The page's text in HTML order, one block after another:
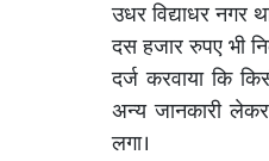
उधर विद्याधर नगर
दस हजार रुपए भी
दर्ज करवाया कि
अन्य जानकारी
लगा।